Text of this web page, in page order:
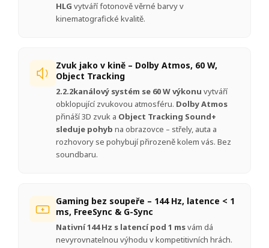
HLG vytváří fotonově věrné barvy v
kinematografické kvalitě.
Zvuk jako v kině – Dolby Atmos, 60 W,
Object Tracking
2.2.2kanálový systém se 60 W výkonu vytváří
obklopující zvukovou atmosféru. Dolby Atmos
přináší 3D zvuk a Object Tracking Sound+
sleduje pohyb na obrazovce – střely, auta a
rozhovory se pohybují přirozeně kolem vás. Bez
soundbaru.
Gaming bez soupeře – 144 Hz, latence < 1
ms, FreeSync & G-Sync
Nativní 144 Hz s latencí pod 1 msvám dá
nevyrovnatelnou výhodu v kompetitivních hrách.